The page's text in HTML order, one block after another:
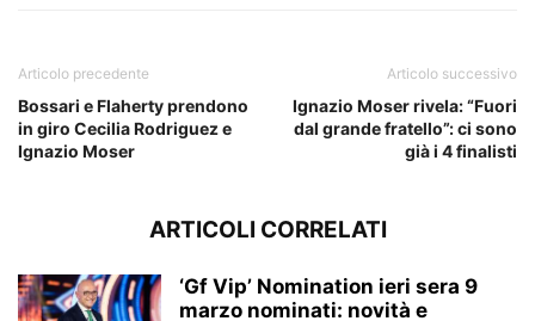
Articolo precedente
Bossari e Flaherty prendono
in giro Cecilia Rodriguez e
Ignazio Moser
Articolo successivo
Ignazio Moser rivela: “Fuori
dal grande fratello”: ci sono
già i 4 finalisti
ARTICOLI CORRELATI
‘Gf Vip’ Nomination ieri sera 9
marzo nominati: novità e